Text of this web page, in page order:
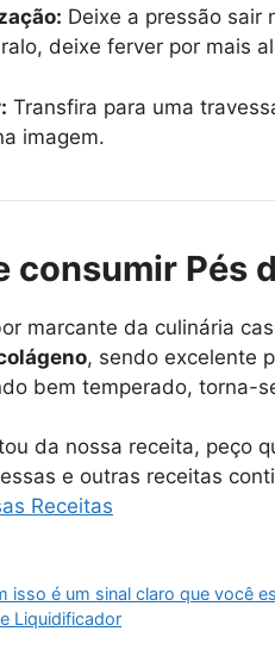
Deixe a pressão sair
deixe ferver por mais
Transfira para uma
imagem.
consumir Pés
marcante da culinária
, sendo excelente
bem temperado, torna-
da nossa receita, peço
e outras receitas
Receitas
isso é um sinal claro que você
Liquidificador